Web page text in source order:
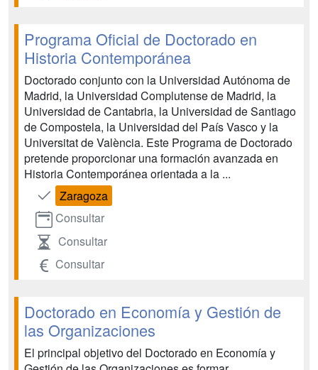
Programa Oficial de Doctorado en
Historia Contemporánea
Doctorado conjunto con la Universidad Autónoma de
Madrid, la Universidad Complutense de Madrid, la
Universidad de Cantabria, la Universidad de Santiago
de Compostela, la Universidad del País Vasco y la
Universitat de València. Este Programa de Doctorado
pretende proporcionar una formación avanzada en
Historia Contemporánea orientada a la ...
Zaragoza
Consultar
Consultar
Consultar
Doctorado en Economía y Gestión de
las Organizaciones
El principal objetivo del Doctorado en Economía y